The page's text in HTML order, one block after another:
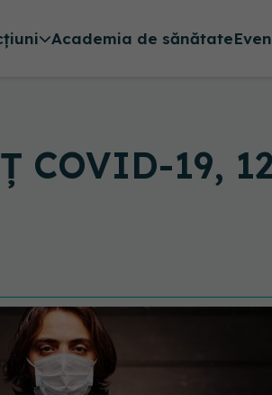
Academia de sănătate
COVID-19,